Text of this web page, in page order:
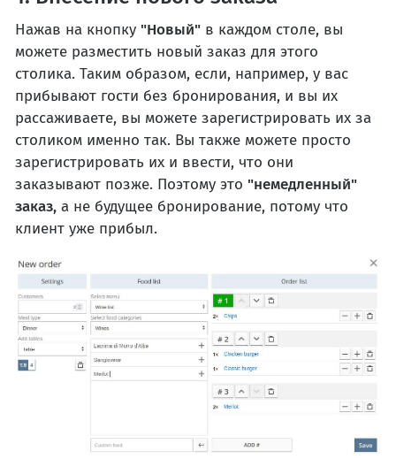
Нажав на кнопку "Новый" в каждом столе, вы
можете разместить новый заказ для этого
столика. Таким образом, если, например, у вас
прибывают гости без бронирования, и вы их
рассаживаете, вы можете зарегистрировать их за
столиком именно так. Вы также можете просто
зарегистрировать их и ввести, что они
заказывают позже. Поэтому это "немедленный"
заказ, а не будущее бронирование, потому что
клиент уже прибыл.